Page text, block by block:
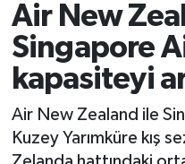
Air New
Singapore
kapasiteyi
Air New Zealand ile
Kuzey Yarımküre kış